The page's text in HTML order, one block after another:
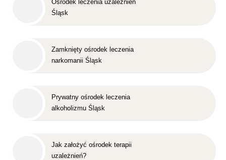
Ośrodek leczenia uzależnień
Śląsk
Zamknięty ośrodek leczenia
narkomanii Śląsk
Prywatny ośrodek leczenia
alkoholizmu Śląsk
Jak założyć ośrodek terapii
uzależnień?